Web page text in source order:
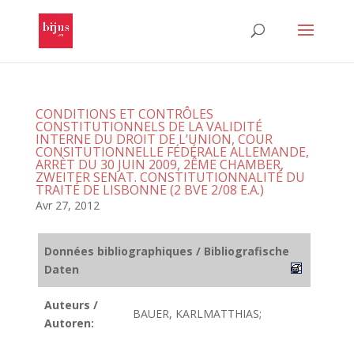
CONDITIONS ET CONTRÔLES
CONSTITUTIONNELS DE LA VALIDITÉ
INTERNE DU DROIT DE L’UNION, COUR
CONSITUTIONNELLE FÉDÉRALE ALLEMANDE,
ARRÈT DU 30 JUIN 2009, 2ÊME CHAMBER,
ZWEITER SENAT. CONSTITUTIONNALITÉ DU
TRAITÉ DE LISBONNE (2 BVE 2/08 E.A.)
Avr 27, 2012
Données bibliographiques / Bibliografische
Daten
Auteurs /
Autoren:
BAUER, KARLMATTHIAS;